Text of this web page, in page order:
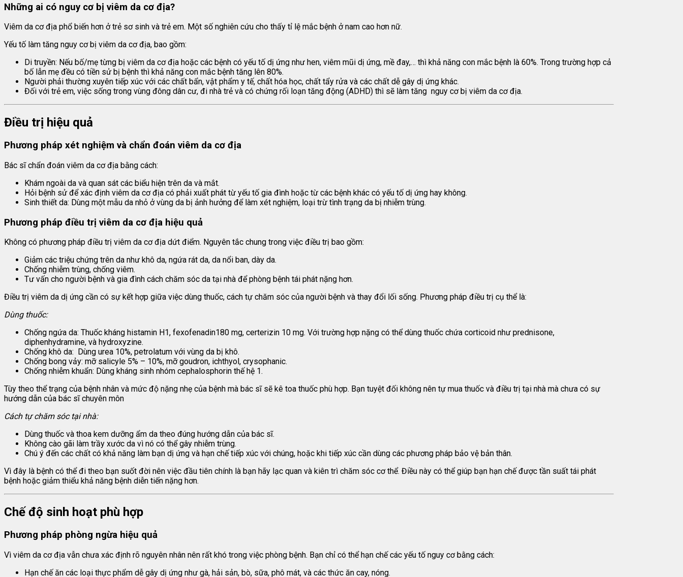
Những ai có nguy cơ bị viêm da cơ địa?
Viêm da cơ địa phổ biến hơn ở trẻ sơ sinh và trẻ em. Một số nghiên cứu cho thấy tỉ lệ mắc bệnh ở nam cao hơn nữ.
Yếu tố làm tăng nguy cơ bị viêm da cơ địa, bao gồm:
Di truyền: Nếu bố/mẹ từng bị viêm da cơ địa hoặc các bệnh có yếu tố dị ứng như hen, viêm mũi dị ứng, mề đay,… thì khả năng con mắc bệnh là 60%. Trong trường hợp cả
bố lẫn mẹ đều có tiền sử bị bệnh thì khả năng con mắc bệnh tăng lên 80%.
Người phải thường xuyên tiếp xúc với các chất bẩn, vật phẩm y tế, chất hóa học, chất tẩy rửa và các chất dễ gây dị ứng khác.
Đối với trẻ em, việc sống trong vùng đông dân cư, đi nhà trẻ và có chứng rối loạn tăng động (ADHD) thì sẽ làm tăng nguy cơ bị viêm da cơ địa.
Điều trị hiệu quả
Phương pháp xét nghiệm và chẩn đoán viêm da cơ địa
Bác sĩ chẩn đoán viêm da cơ địa bằng cách:
Khám ngoài da và quan sát các biểu hiện trên da và mắt.
Hỏi bệnh sử để xác định viêm da cơ địa có phải xuất phát từ yếu tố gia đình hoặc từ các bệnh khác có yếu tố dị ứng hay không.
Sinh thiết da: Dùng một mẫu da nhỏ ở vùng da bị ảnh hưởng để làm xét nghiệm, loại trừ tình trạng da bị nhiễm trùng.
Phương pháp điều trị viêm da cơ địa hiệu quả
Không có phương pháp điều trị viêm da cơ địa dứt điểm. Nguyên tắc chung trong việc điều trị bao gồm:
Giảm các triệu chứng trên da như khô da, ngứa rát da, da nổi ban, dày da.
Chống nhiễm trùng, chống viêm.
Tư vấn cho người bệnh và gia đình cách chăm sóc da tại nhà để phòng bệnh tái phát nặng hơn.
Điều trị viêm da dị ứng cần có sự kết hợp giữa việc dùng thuốc, cách tự chăm sóc của người bệnh và thay đổi lối sống. Phương pháp điều trị cụ thể là:
Dùng thuốc:
Chống ngứa da: Thuốc kháng histamin H1, fexofenadin180 mg, certerizin 10 mg. Với trường hợp nặng có thể dùng thuốc chứa corticoid như prednisone,
diphenhydramine, và hydroxyzine.
Chống khô da: Dùng urea 10%, petrolatum với vùng da bị khô.
Chống bong vảy: mỡ salicyle 5% – 10%, mỡ goudron, ichthyol, crysophanic.
Chống nhiễm khuẩn: Dùng kháng sinh nhóm cephalosphorin thế hệ 1.
Tùy theo thể trạng của bệnh nhân và mức độ nặng nhẹ của bệnh mà bác sĩ sẽ kê toa thuốc phù hợp. Bạn tuyệt đối không nên tự mua thuốc và điều trị tại nhà mà chưa có sự
hướng dẫn của bác sĩ chuyên môn
Cách tự chăm sóc tại nhà:
Dùng thuốc và thoa kem dưỡng ẩm da theo đúng hướng dẫn của bác sĩ.
Không cào gãi làm trầy xước da vì nó có thể gây nhiễm trùng.
Chú ý đến các chất có khả năng làm bạn dị ứng và hạn chế tiếp xúc với chúng, hoặc khi tiếp xúc cần dùng các phương pháp bảo vệ bản thân.
Vì đây là bệnh có thể đi theo bạn suốt đời nên việc đầu tiên chính là bạn hãy lạc quan và kiên trì chăm sóc cơ thể. Điều này có thể giúp bạn hạn chế được tần suất tái phát
bệnh hoặc giảm thiểu khả năng bệnh diễn tiến nặng hơn.
Chế độ sinh hoạt phù hợp
Phương pháp phòng ngừa hiệu quả
Vì viêm da cơ địa vẫn chưa xác định rõ nguyên nhân nên rất khó trong việc phòng bệnh. Bạn chỉ có thể hạn chế các yếu tố nguy cơ bằng cách:
Hạn chế ăn các loại thực phẩm dễ gây dị ứng như gà, hải sản, bò, sữa, phô mát, và các thức ăn cay, nóng.